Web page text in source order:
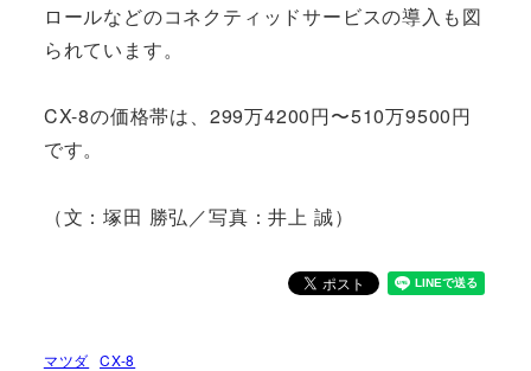
ロールなどのコネクティッドサービスの導入も図
られています。
CX-8の価格帯は、299万4200円〜510万9500円
です。
（文：塚田 勝弘／写真：井上 誠）
マツダ CX-8